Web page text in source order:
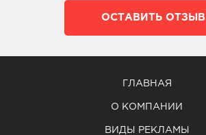
ОСТАВИТЬ ОТЗЫВ
ГЛАВНАЯ
О КОМПАНИИ
ВИДЫ РЕКЛАМЫ